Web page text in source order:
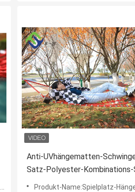
Anti-UVhängematten-
Satz-Polyester-
hohe Sicherheit für Erwachsene
Produkt-Name:Spielplatz-